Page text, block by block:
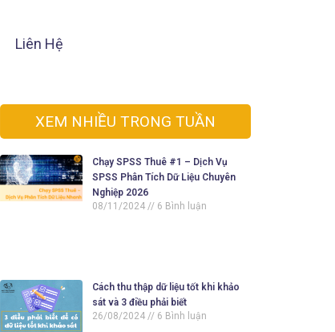
Liên Hệ
XEM NHIỀU TRONG TUẦN
Chạy SPSS Thuê #1 – Dịch Vụ
SPSS Phân Tích Dữ Liệu Chuyên
Nghiệp 2026
08/11/2024
6 Bình luận
Cách thu thập dữ liệu tốt khi khảo
sát và 3 điều phải biết
26/08/2024
6 Bình luận